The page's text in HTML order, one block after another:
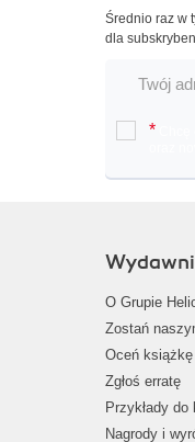
Średnio raz w
dla
*
O Grupie
Zostań
Oceń książkę
Zgłoś erratę
Przykłady
Nagrody i